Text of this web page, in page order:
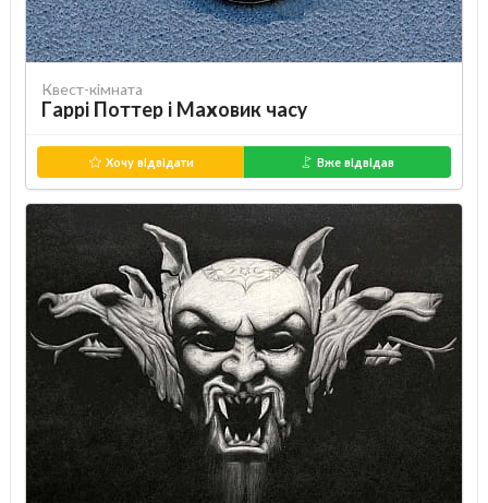
Квест-кімната
Гаррі Поттер і Маховик часу
Хочу відвідати Вже відвідав